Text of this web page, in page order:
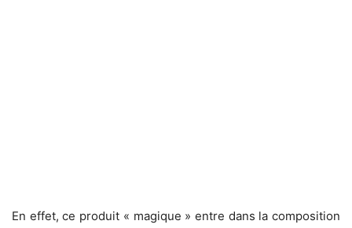
En effet, ce produit « magique » entre dans la composition